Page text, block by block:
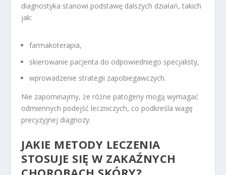
diagnostyka stanowi podstawę dalszych działań, takich
jak:
farmakoterapia,
skierowanie pacjenta do odpowiedniego specjalisty,
wprowadzenie strategii zapobiegawczych.
Nie zapominajmy, że różne patogeny mogą wymagać
odmiennych podejść leczniczych, co podkreśla wagę
precyzyjnej diagnozy.
JAKIE METODY LECZENIA
STOSUJE SIĘ W ZAKAŹNYCH